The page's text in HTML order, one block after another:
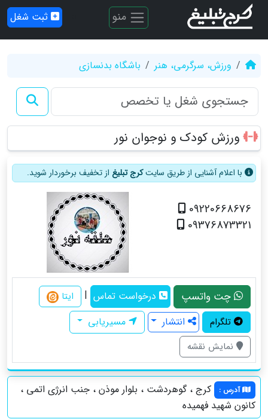
منو ثبت شغل
ورزش، سرگرمی، هنر باشگاه بدنسازی
ورزش کودک و نوجوان نور
با اعلام آشنایی از طریق سایتکرج تبلیغ از تخفیف برخوردار شوید.
09220668676
09376873321
چت واتسپ درخواست تماس |
ایتا
تلگرام
انتشار مسیریابی
نمایش نقشه
آدرس :
کرج ، گوهردشت ، بلوار موذن ، جنب انرژی اتمی ،
کانون شهید فهمیده